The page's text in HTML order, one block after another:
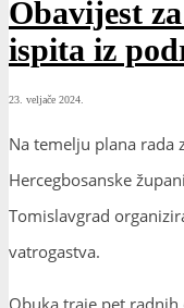
Obavijest
ispita iz
23. veljače 2024.
Na temelju plana rada
Hercegbosanske
Tomislavgrad
vatrogastva.
Obuka traje pet radnih